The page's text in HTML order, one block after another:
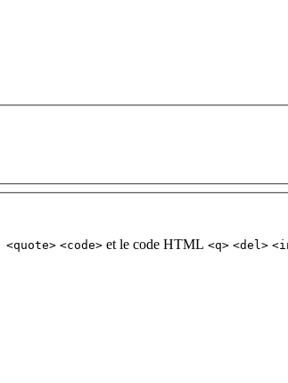
<quote> <code> et le code HTML <q> <del>